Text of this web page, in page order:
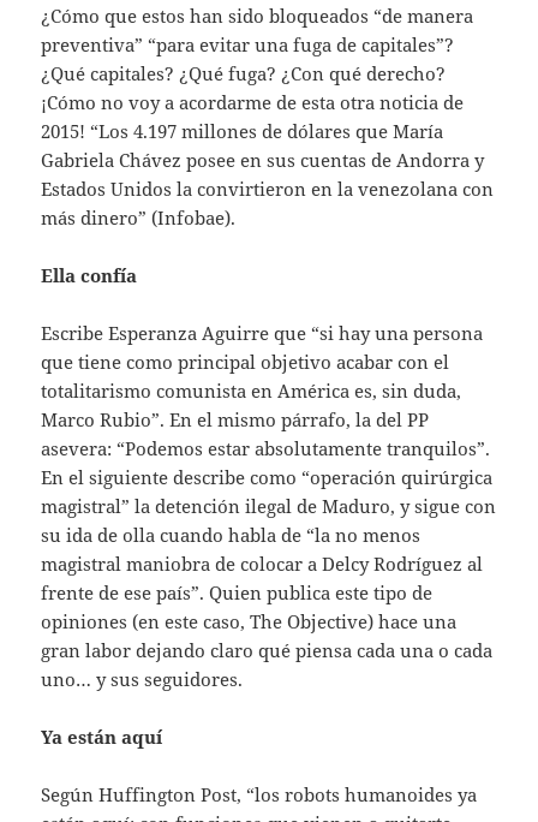
¿Cómo que estos han sido bloqueados “de manera
preventiva” “para evitar una fuga de capitales”?
¿Qué capitales? ¿Qué fuga? ¿Con qué derecho?
¡Cómo no voy a acordarme de esta otra noticia de
2015! “Los 4.197 millones de dólares que María
Gabriela Chávez posee en sus cuentas de Andorra y
Estados Unidos la convirtieron en la venezolana con
más dinero” (Infobae).
Ella confía
Escribe Esperanza Aguirre que “si hay una persona
que tiene como principal objetivo acabar con el
totalitarismo comunista en América es, sin duda,
Marco Rubio”. En el mismo párrafo, la del PP
asevera: “Podemos estar absolutamente tranquilos”.
En el siguiente describe como “operación quirúrgica
magistral” la detención ilegal de Maduro, y sigue con
su ida de olla cuando habla de “la no menos
magistral maniobra de colocar a Delcy Rodríguez al
frente de ese país”. Quien publica este tipo de
opiniones (en este caso, The Objective) hace una
gran labor dejando claro qué piensa cada una o cada
uno… y sus seguidores.
Ya están aquí
Según Huffington Post, “los robots humanoides ya